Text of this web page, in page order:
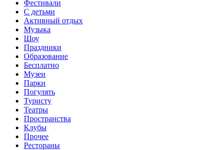
Фестивали
С детьми
Активный отдых
Музыка
Шоу
Праздники
Образование
Бесплатно
Музеи
Парки
Погулять
Туристу
Театры
Пространства
Клубы
Прочее
Рестораны